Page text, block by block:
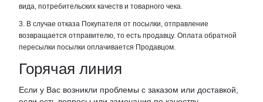
вида, потребительских качеств и товарного чека.
3. В случае отказа Покупателя от посылки, отправление
возвращается отправителю, то есть продавцу. Оплата обратной
пересылки посылки оплачивается Продавцом.
Горячая линия
Если у Вас возникли проблемы с заказом или доставкой,